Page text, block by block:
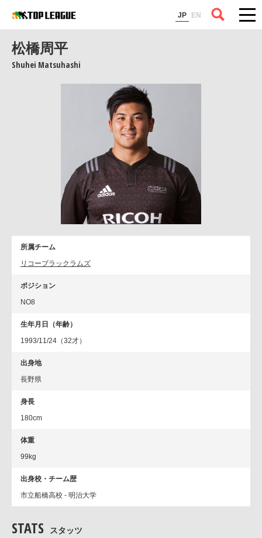
JP EN
コラム
松橋周平
Shuhei Matsuhashi
所属チーム
リコーブラックラムズ
ポジション
NO8
生年月日（年齢）
1993/11/24（32才）
出身地
長野県
身長
180cm
体重
99kg
出身校・チーム歴
市立船橋高校 - 明治大学
STATS スタッツ